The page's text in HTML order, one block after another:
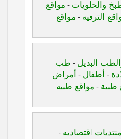
والحلويات - مواقع
الترفيه - مواقع
البديل - طب
- أطفال - أمراض
طبية - مواقع طبيه
منتديات اقتصاديه -